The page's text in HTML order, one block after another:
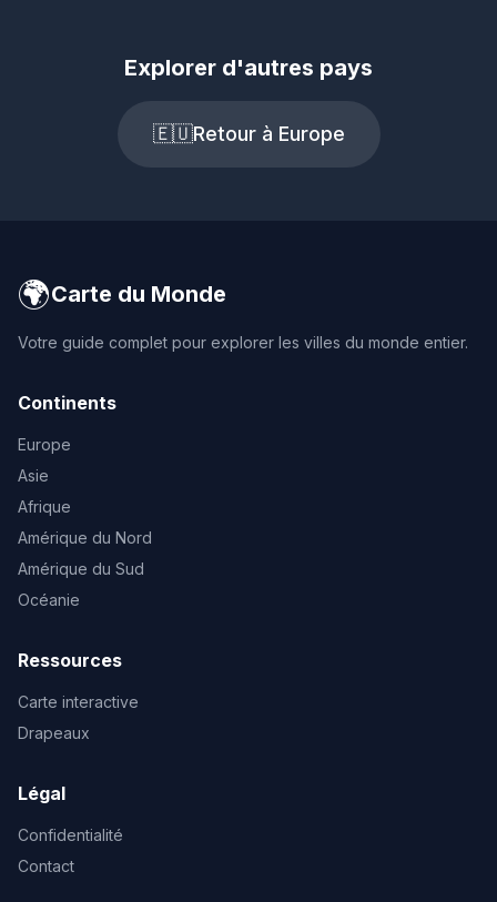
Explorer d'autres pays
🇪🇺Retour à Europe
🌍Carte du Monde
Votre guide complet pour explorer les villes du monde entier.
Continents
Europe
Asie
Afrique
Amérique du Nord
Amérique du Sud
Océanie
Ressources
Carte interactive
Drapeaux
Légal
Confidentialité
Contact